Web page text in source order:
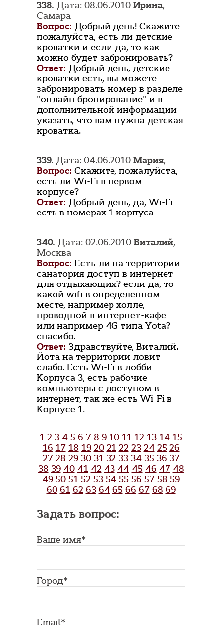
338. Дата: 08.06.2010 Ирина,
Самара
Вопрос: Добрый день! Скажите
пожалуйста, есть ли детские
кроватки и если да, то как
можно будет забронировать?
Ответ: Добрый день, детские
кроватки есть, вы можете
забронировать номер в разделе
"онлайн бронирование" и в
дополнительной информации
указать, что вам нужна детская
кроватка.
339. Дата: 04.06.2010 Мария,
Вопрос: Скажите, пожалуйста,
есть ли Wi-Fi в первом
корпусе?
Ответ: Добрый день, да, Wi-Fi
есть в номерах 1 корпуса
340. Дата: 02.06.2010 Виталий,
Москва
Вопрос: Есть ли на территории
санатория доступ в интернет
для отдыхающих? если да, то
какой wifi в определенном
месте, например холле,
проводной в интернет-кафе
или например 4G типа Yota?
спасибо.
Ответ: Здравствуйте, Виталий.
Йота на территории ловит
слабо. Есть Wi-Fi в лобби
Корпуса 3, есть рабочие
компьютеры с доступом в
интернет, так же есть Wi-Fi в
Корпусе 1.
1 2 3 4 5 6 7 8 9 10 11 12 13 14 15
16 17 18 19 20 21 22 23 24 25 26
27 28 29 30 31 32 33 34 35 36 37
38 39 40 41 42 43 44 45 46 47 48
49 50 51 52 53 54 55 56 57 58 59
60 61 62 63 64 65 66 67 68 69
Задать вопрос:
Ваше имя*
Город*
Email*